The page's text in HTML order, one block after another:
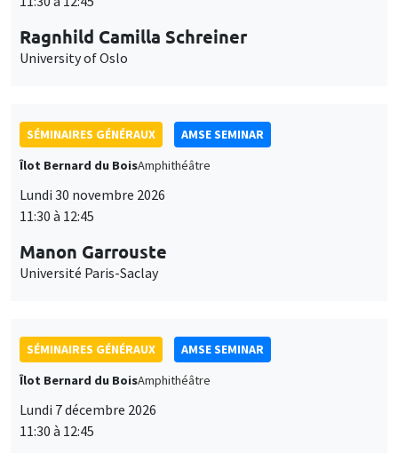
Ragnhild Camilla Schreiner
University of Oslo
SÉMINAIRES GÉNÉRAUX
AMSE SEMINAR
Îlot Bernard du BoisAmphithéâtre
Lundi 30 novembre 2026
11:30 à 12:45
Manon Garrouste
Université Paris-Saclay
SÉMINAIRES GÉNÉRAUX
AMSE SEMINAR
Îlot Bernard du BoisAmphithéâtre
Lundi 7 décembre 2026
11:30 à 12:45